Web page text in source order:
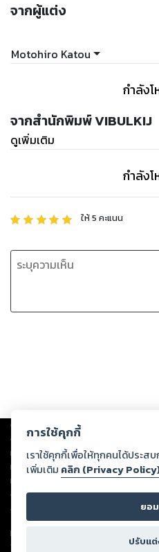
จากผู้แต่ง
Motohiro Katou
กำลังโ
จากสำนักพิมพ์ VIBULKIJ
ดูเพิ่มเติม
กำลังโ
ให้5 คะแนน
Copyright © 2026
ต่อผลงานหรือเนื้อหาใดที่อัปโหลดผ่านเว็
ทรัพย์สินทางปัญญาของบุคคลอื่นหรือขัด
ทุกท่านโปรดใช้วิจารณญาณในการกลั่นก
หนึ่งส่วนใดขัดต่อกฎหมายและศีลธรรม ก
ดำเนินการในทันที ทั้งนี้ ทางสตอรี่ล็อก
ลิขสิทธิ์ พ.ศ. 2537 (ฉบับล่าสุด)
For support: member@ookbee.com
Version
การใช้คุกกี้
เราใช้คุกกี้เพื่อให้ทุกคนได้ประส
เพิ่มเติม คลิก (Privacy
ยอ
ปรับแ